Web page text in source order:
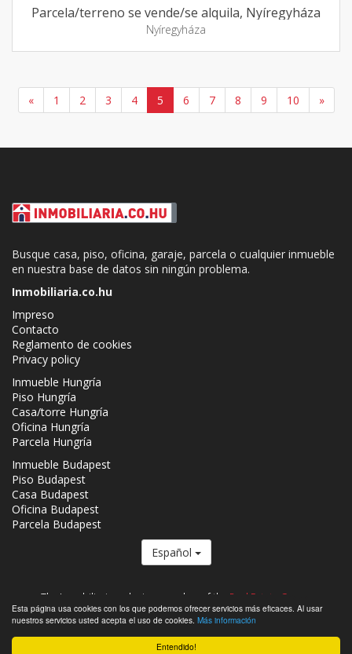
Entendido!
Esta página usa cookies con los que podemos ofrecer servicios más eficaces. Al usar
nuestros servicios usted acepta el uso de cookies. Más información
Parcela/terreno se vende/se alquila, Nyíregyháza
Nyíregyháza
« 1 2 3 4 5 6 7 8 9 10 »
Busque casa, piso, oficina, garaje, parcela o cualquier inmueble
en nuestra base de datos sin ningún problema.
Inmobiliaria.co.hu
Impreso
Contacto
Reglamento de cookies
Privacy policy
Inmueble Hungría
Piso Hungría
Casa/torre Hungría
Oficina Hungría
Parcela Hungría
Inmueble Budapest
Piso Budapest
Casa Budapest
Oficina Budapest
Parcela Budapest
Español
The Inmobiliaria.co.hu is a member of the Real Estate Group.
Inmuebles que se venden en Hungría - Inmobiliaria.co.hu © 2026 Todos
los derechos reservados